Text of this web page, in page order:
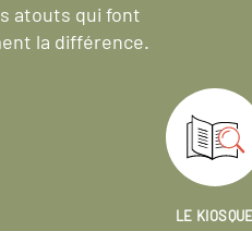
atouts qui font
la différence.
LE